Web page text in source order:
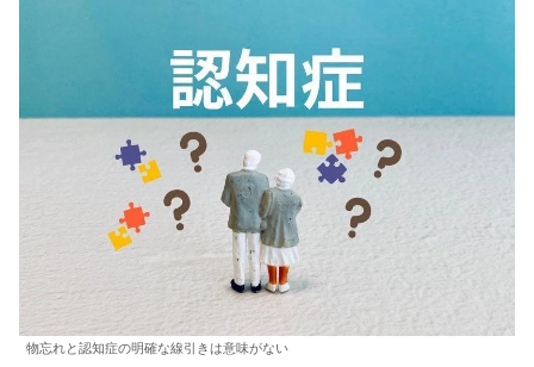
物忘れと認知症の明確な線引きは意味がない